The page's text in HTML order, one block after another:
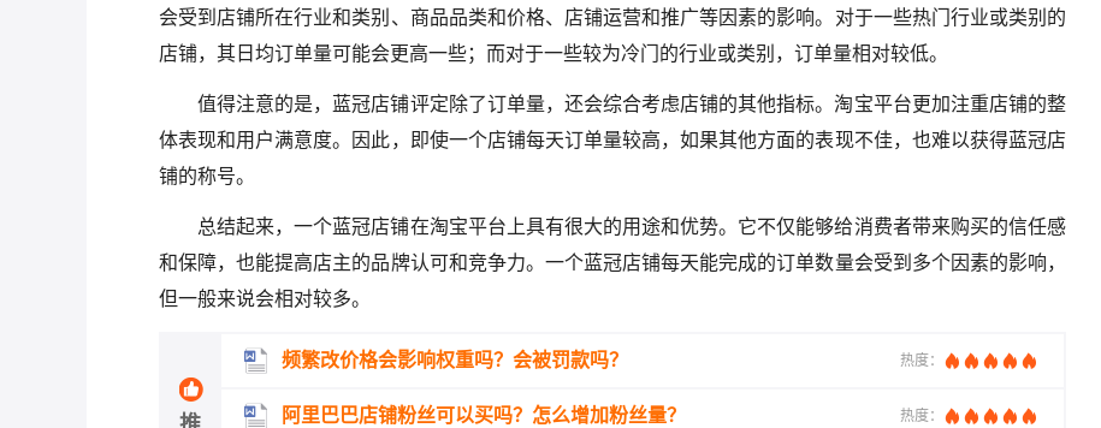
会受到店铺所在行业和类别、商品品类和价格、店铺运营和推广等因素的影响。对于一些热门行业或类别的
店铺，其日均订单量可能会更高一些；而对于一些较为冷门的行业或类别，订单量相对较低。
值得注意的是，蓝冠店铺评定除了订单量，还会综合考虑店铺的其他指标。淘宝平台更加注重店铺的整
体表现和用户满意度。因此，即使一个店铺每天订单量较高，如果其他方面的表现不佳，也难以获得蓝冠店
铺的称号。
总结起来，一个蓝冠店铺在淘宝平台上具有很大的用途和优势。它不仅能够给消费者带来购买的信任感
和保障，也能提高店主的品牌认可和竞争力。一个蓝冠店铺每天能完成的订单数量会受到多个因素的影响，
但一般来说会相对较多。
频繁改价格会影响权重吗？会被罚款吗？ 热度：
阿里巴巴店铺粉丝可以买吗？怎么增加粉丝量？ 热度：